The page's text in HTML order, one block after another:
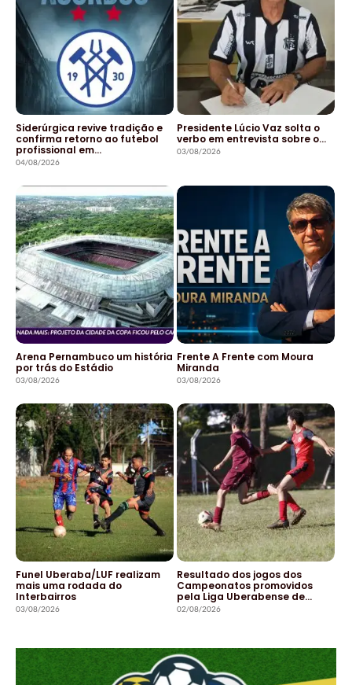
Siderúrgica revive tradição e
confirma retorno ao futebol
profissional em…
04/08/2026
Presidente Lúcio Vaz solta o
verbo em entrevista sobre o…
03/08/2026
Arena Pernambuco um história
por trás do Estádio
03/08/2026
Frente A Frente com Moura
Miranda
03/08/2026
Funel Uberaba/LUF realizam
mais uma rodada do
Interbairros
03/08/2026
Resultado dos jogos dos
Campeonatos promovidos
pela Liga Uberabense de…
02/08/2026